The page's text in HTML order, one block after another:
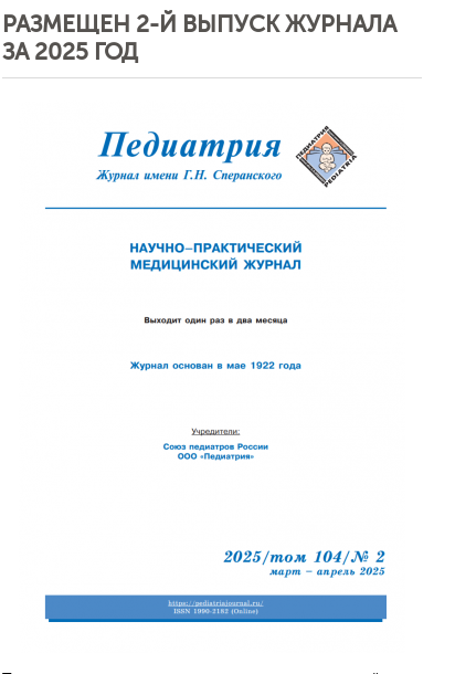
РАЗМЕЩЕН 2-Й ВЫПУСК ЖУРНАЛА
ЗА 2025 ГОД